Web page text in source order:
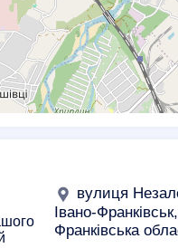
вулиця
Івано-
Франківська